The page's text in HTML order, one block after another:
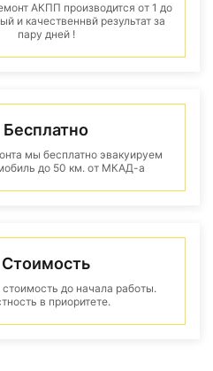
АКПП производится от 1 до
и качественнвй результат за
пару дней !
Бесплатно
мы бесплатно эвакуируем
до 50 км. от МКАД-а
Стоимость
до начала работы.
в приоритете.